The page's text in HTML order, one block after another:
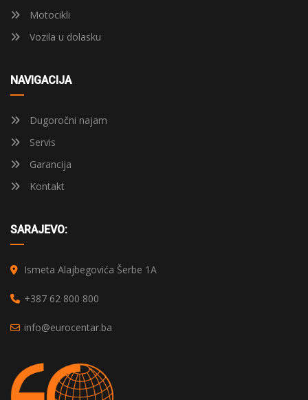
Motocikli
Vozila u dolasku
NAVIGACIJA
Dugoročni najam
Servis
Garancija
Kontakt
SARAJEVO:
Ismeta Alajbegovića Šerbe 1A
+387 62 800 800
info@eurocentar.ba